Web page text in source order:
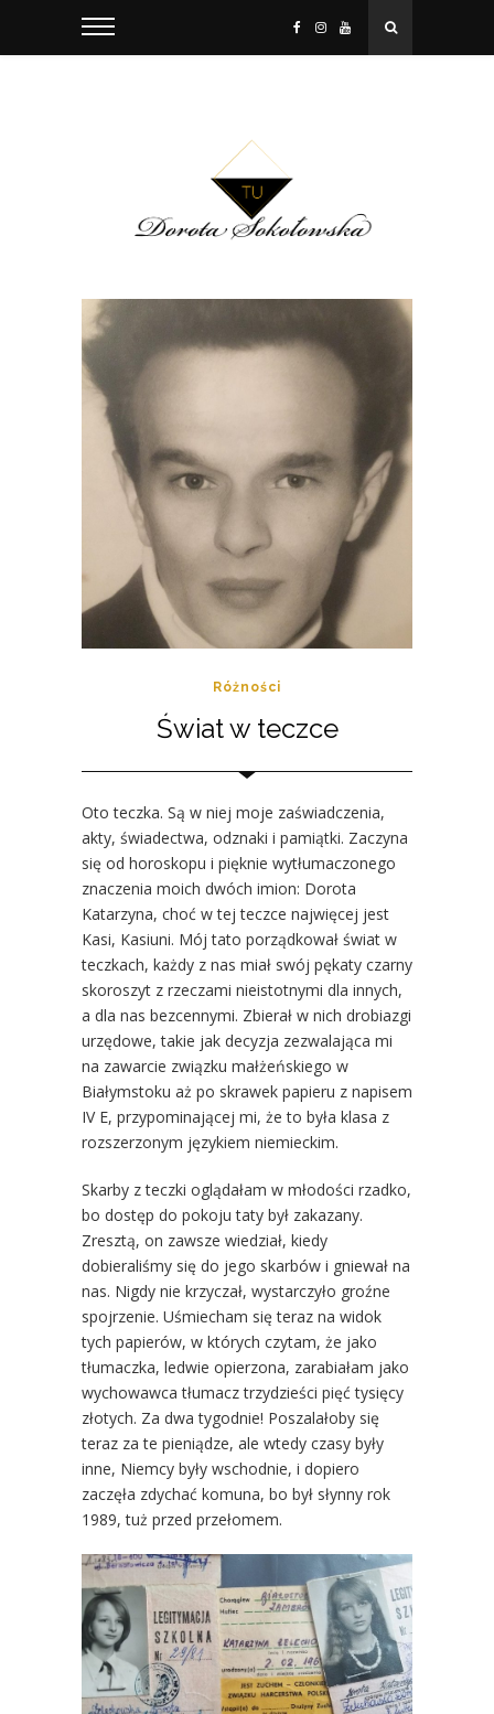
Różności
Świat w teczce
Oto teczka. Są w niej moje zaświadczenia,
akty, świadectwa, odznaki i pamiątki. Zaczyna
się od horoskopu i pięknie wytłumaczonego
znaczenia moich dwóch imion: Dorota
Katarzyna, choć w tej teczce najwięcej jest
Kasi, Kasiuni. Mój tato porządkował świat w
teczkach, każdy z nas miał swój pękaty czarny
skoroszyt z rzeczami nieistotnymi dla innych,
a dla nas bezcennymi. Zbierał w nich drobiazgi
urzędowe, takie jak decyzja zezwalająca mi
na zawarcie związku małżeńskiego w
Białymstoku aż po skrawek papieru z napisem
IV E, przypominającej mi, że to była klasa z
rozszerzonym językiem niemieckim.
Skarby z teczki oglądałam w młodości rzadko,
bo dostęp do pokoju taty był zakazany.
Zresztą, on zawsze wiedział, kiedy
dobieraliśmy się do jego skarbów i gniewał na
nas. Nigdy nie krzyczał, wystarczyło groźne
spojrzenie. Uśmiecham się teraz na widok
tych papierów, w których czytam, że jako
tłumaczka, ledwie opierzona, zarabiałam jako
wychowawca tłumacz trzydzieści pięć tysięcy
złotych. Za dwa tygodnie! Poszalałoby się
teraz za te pieniądze, ale wtedy czasy były
inne, Niemcy były wschodnie, i dopiero
zaczęła zdychać komuna, bo był słynny rok
1989, tuż przed przełomem.